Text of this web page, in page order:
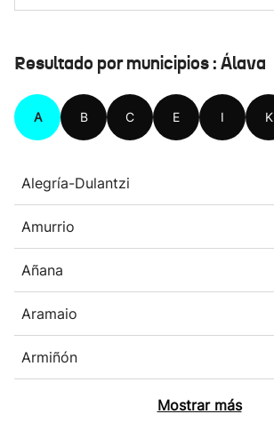
Resultado por municipios : Álava
A B C E I K
Alegría-Dulantzi
Amurrio
Añana
Aramaio
Armiñón
Mostrar más